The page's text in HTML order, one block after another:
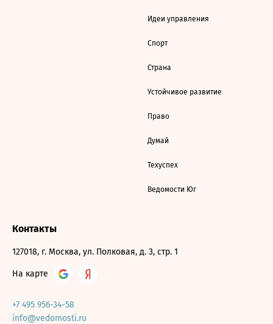
Идеи управления
Спорт
Страна
Устойчивое развитие
Право
Думай
Техуспех
Ведомости Юг
Контакты
127018, г. Москва, ул. Полковая, д. 3, стр. 1
На карте
+7 495 956-34-58
info@vedomosti.ru